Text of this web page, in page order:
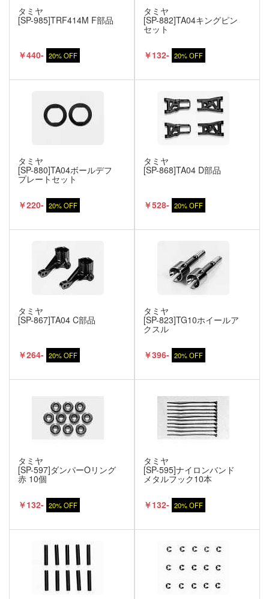
タミヤ
[SP-985]TRF414M F部品
￥440- 20% OFF
タミヤ
[SP-882]TA04キングピン
セット
￥132- 20% OFF
タミヤ
[SP-880]TA04ボールデフ
プレートセット
￥220- 20% OFF
タミヤ
[SP-868]TA04 D部品
￥528- 20% OFF
タミヤ
[SP-867]TA04 C部品
￥264- 20% OFF
タミヤ
[SP-823]TG10ホイールア
クスル
￥396- 20% OFF
タミヤ
[SP-597]ダンパーOリング
赤 10個
￥132- 20% OFF
タミヤ
[SP-595]ナイロンバンド
メタルフック10本
￥132- 20% OFF